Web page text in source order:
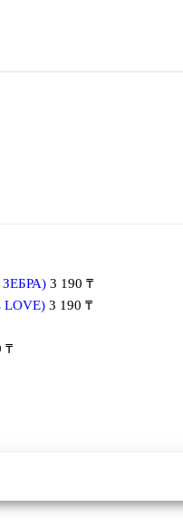
ЗЕБРА) 3 190 ₸
LOVE) 3 190 ₸
₸